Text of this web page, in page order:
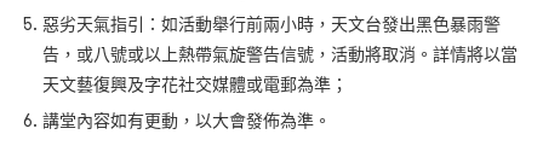
惡劣天氣指引：如活動舉行前兩小時，天文台發出黑色暴雨警
告，或八號或以上熱帶氣旋警告信號，活動將取消。詳情將以當
天文藝復興及字花社交媒體或電郵為準；
講堂內容如有更動，以大會發佈為準。